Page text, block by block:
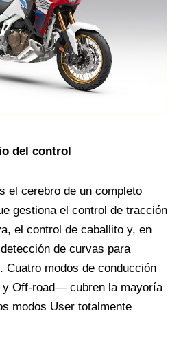
del control
el cerebro de un completo
gestiona el control de tracción
el control de caballito y, en
de curvas para
Cuatro modos de conducción
Off-road— cubren la mayoría
modos User totalmente